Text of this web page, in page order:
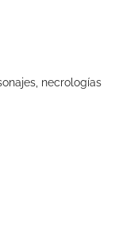
necrologías